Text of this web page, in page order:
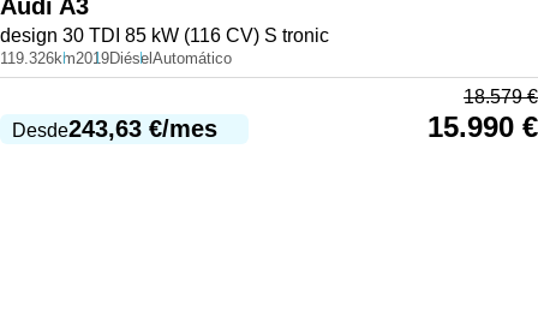
Audi A3
design 30 TDI 85 kW (116 CV) S tronic
119.326km2019Diésel Automático
Desde243,63 €/mes
18.579€
15.990 €